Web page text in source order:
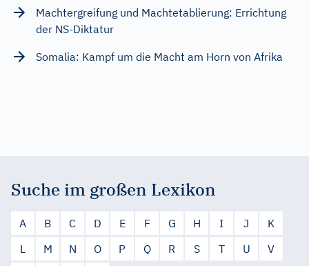
Machtergreifung und Machtetablierung: Errichtung
der NS-Diktatur
Somalia: Kampf um die Macht am Horn von Afrika
Suche im großen Lexikon
A B C D E F G H I J
K
L
M N O P Q R S T U
V